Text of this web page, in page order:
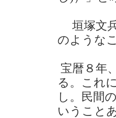
垣塚文
のような
宝暦８年
る。これ
し。民間
いうこと